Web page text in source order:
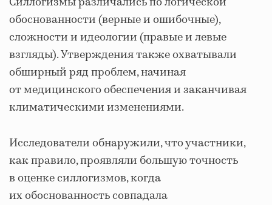
обоснованности (верные и ошибочные),
сложности и идеологии (правые и левые
взгляды). Утверждения также охватывали
обширный ряд проблем, начиная
от медицинского обеспечения и заканчивая
климатическими изменениями.
Исследователи обнаружили, что участники,
как правило, проявляли большую точность
в оценке силлогизмов, когда
их обоснованность совпадала